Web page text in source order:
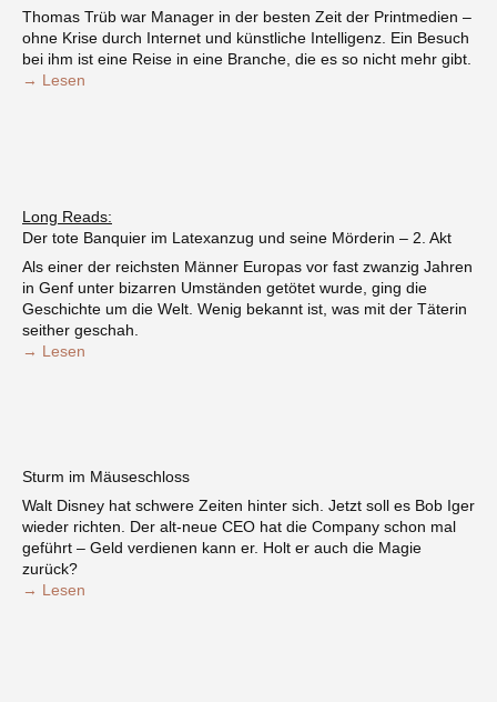
Thomas Trüb war Manager in der besten Zeit der Printmedien –
ohne Krise durch Internet und künstliche Intelligenz. Ein Besuch
bei ihm ist eine Reise in eine Branche, die es so nicht mehr gibt.
→ Lesen
Long Reads:
Der tote Banquier im Latexanzug und seine Mörderin – 2. Akt
Als einer der reichsten Männer Europas vor fast zwanzig Jahren
in Genf unter bizarren Umständen getötet wurde, ging die
Geschichte um die Welt. Wenig bekannt ist, was mit der Täterin
seither geschah.
→ Lesen
Sturm im Mäuseschloss
Walt Disney hat schwere Zeiten hinter sich. Jetzt soll es Bob Iger
wieder richten. Der alt-neue CEO hat die Company schon mal
geführt – Geld verdienen kann er. Holt er auch die Magie
zurück?
→ Lesen